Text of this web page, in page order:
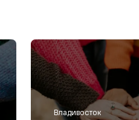
Владивосток